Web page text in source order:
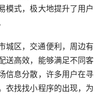
模式，极大地提升了用户
城区，交通便利，周边有
送高效，能够满足不同客
信息分散，许多用户在寻
衣找找小程序的出现，为